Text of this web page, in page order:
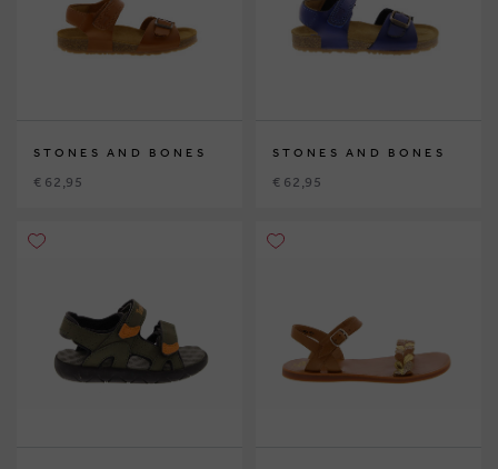
STONES AND BONES
€ 62,95
STONES AND BONES
€ 62,95